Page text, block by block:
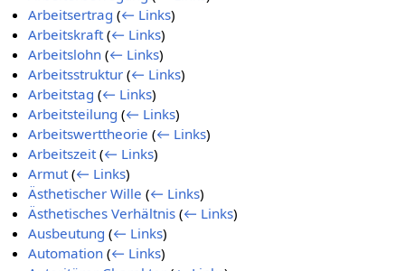
Arbeitsertrag (← Links)
Arbeitskraft (← Links)
Arbeitslohn (← Links)
Arbeitsstruktur (← Links)
Arbeitstag (← Links)
Arbeitsteilung (← Links)
Arbeitswerttheorie (← Links)
Arbeitszeit (← Links)
Armut (← Links)
Ästhetischer Wille (← Links)
Ästhetisches Verhältnis (← Links)
Ausbeutung (← Links)
Automation (← Links)